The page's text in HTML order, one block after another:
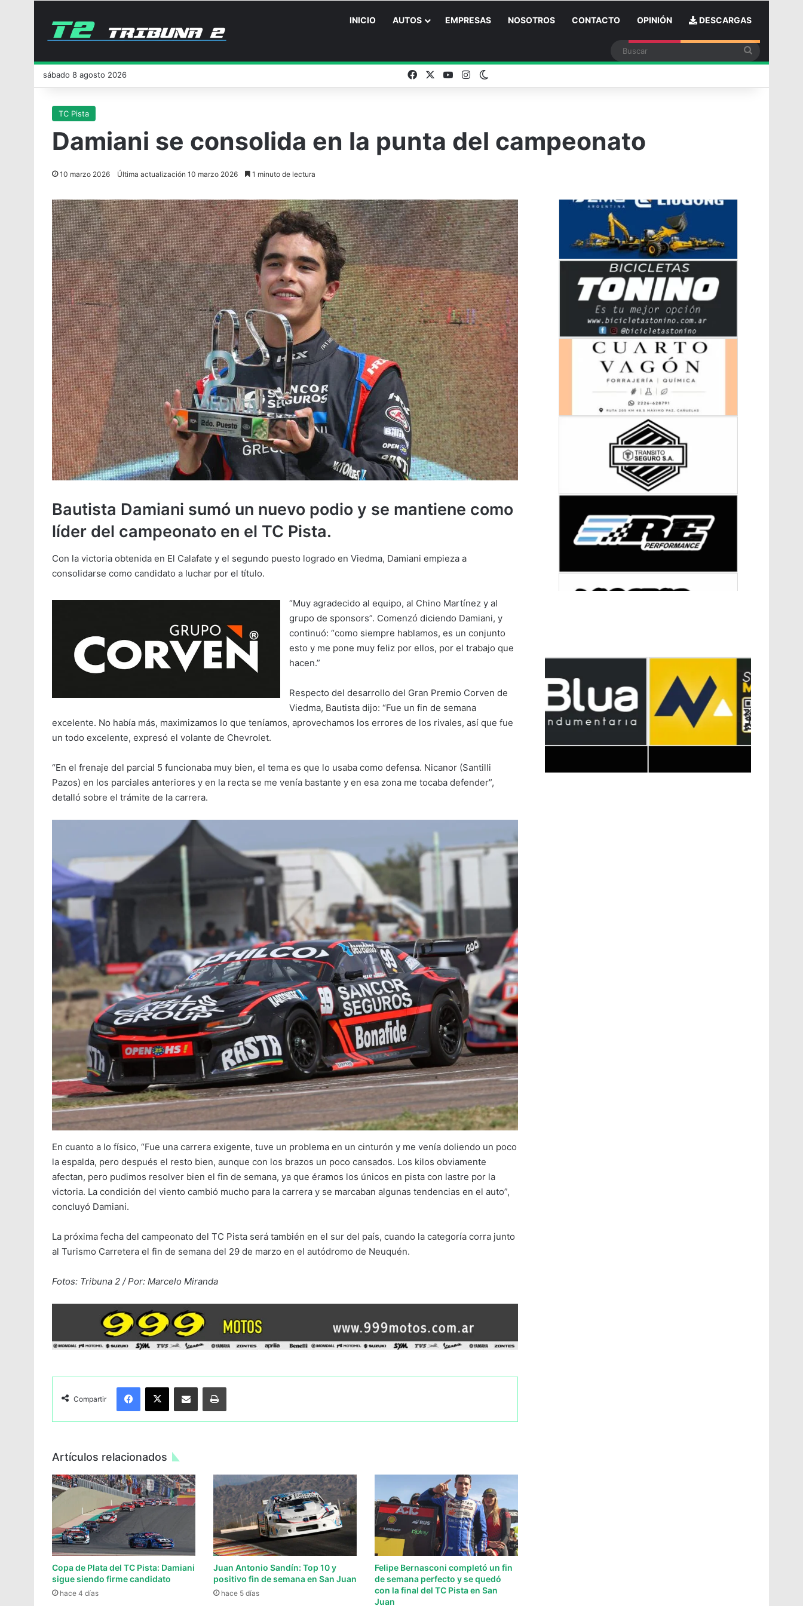
INICIO AUTOS EMPRESAS NOSOTROS CONTACTO OPINIÓN DESCARGAS
sábado 8 agosto 2026 FacebookYouTubeInstagramSwitch skin
TC Pista
Damiani se consolida en la punta del campeonato
10 marzo 2026 Última actualización 10 marzo 2026 1 minuto de lectura
Bautista Damiani sumó un nuevo podio y se mantiene como
líder del campeonato en el TC Pista.
Con la victoria obtenida en El Calafate y el segundo puesto logrado en Viedma, Damiani empieza a
consolidarse como candidato a luchar por el título.
“Muy agradecido al equipo, al Chino Martínez y al
grupo de sponsors”. Comenzó diciendo Damiani, y
continuó: “como siempre hablamos, es un conjunto
esto y me pone muy feliz por ellos, por el trabajo que
hacen.”
Respecto del desarrollo del Gran Premio Corven de
Viedma, Bautista dijo: “Fue un fin de semana
excelente. No había más, maximizamos lo que teníamos, aprovechamos los errores de los rivales, así que fue
un todo excelente, expresó el volante de Chevrolet.
“En el frenaje del parcial 5 funcionaba muy bien, el tema es que lo usaba como defensa. Nicanor (Santilli
Pazos) en los parciales anteriores y en la recta se me venía bastante y en esa zona me tocaba defender”,
detalló sobre el trámite de la carrera.
En cuanto a lo físico, “Fue una carrera exigente, tuve un problema en un cinturón y me venía doliendo un poco
la espalda, pero después el resto bien, aunque con los brazos un poco cansados. Los kilos obviamente
afectan, pero pudimos resolver bien el fin de semana, ya que éramos los únicos en pista con lastre por la
victoria. La condición del viento cambió mucho para la carrera y se marcaban algunas tendencias en el auto”,
concluyó Damiani.
La próxima fecha del campeonato del TC Pista será también en el sur del país, cuando la categoría corra junto
al Turismo Carretera el fin de semana del 29 de marzo en el autódromo de Neuquén.
Fotos: Tribuna 2 / Por: Marcelo Miranda
Compartir
Facebook
X Compartir por Email Imprimir
Artículos relacionados
Copa de Plata del TC Pista: Damiani
sigue siendo firme candidato
hace 4 días
Juan Antonio Sandín: Top 10 y
positivo fin de semana en San Juan
hace 5 días
Felipe Bernasconi completó un fin
de semana perfecto y se quedó
con la final del TC Pista en San
Juan